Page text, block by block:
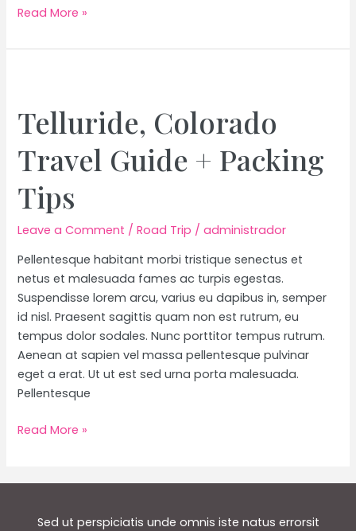
The
Road
Read More »
Telluride, Colorado
Travel Guide + Packing
Tips
Leave a Comment /Road Trip /administrador
Pellentesque habitant morbi tristique senectus et
netus et malesuada fames ac turpis egestas.
Suspendisse lorem arcu, varius eu dapibus in, semper
id nisl. Praesent sagittis quam non est rutrum, eu
tempus dolor sodales. Nunc porttitor tempus rutrum.
Aenean at sapien vel massa pellentesque pulvinar
eget a erat. Ut ut est sed urna porta malesuada.
Pellentesque
Telluride,
Guide
Packing
Read More »
Sed ut perspiciatis unde omnis iste natus errorsit